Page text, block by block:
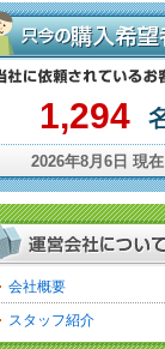
1,294
2026年8月6日 現在
会社概要
スタッフ紹介